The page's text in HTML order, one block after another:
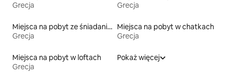
Grecja
Grecja
Miejsca na pobyt ze śniadaniem
Grecja
Miejsca na pobyt w chatkach
Grecja
Miejsca na pobyt w loftach
Grecja
Pokaż więcej